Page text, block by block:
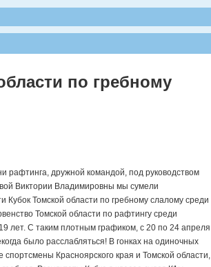
по гребному
рафтинга, дружной командой, под руководством
Виктории Владимировны мы сумели
Кубок Томской области по гребному слалому среди
Томской области по рафтингу среди
лет. С таким плотным графиком, с 20 по 24 апреля
было расслабляться! В гонках на одиночных
спортсмены Красноярского края и Томской области,